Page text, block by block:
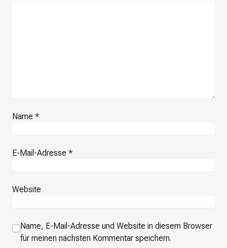
Name *
E-Mail-Adresse *
Website
Name, E-Mail-Adresse und Website in diesem Browser
für meinen nächsten Kommentar speichern.